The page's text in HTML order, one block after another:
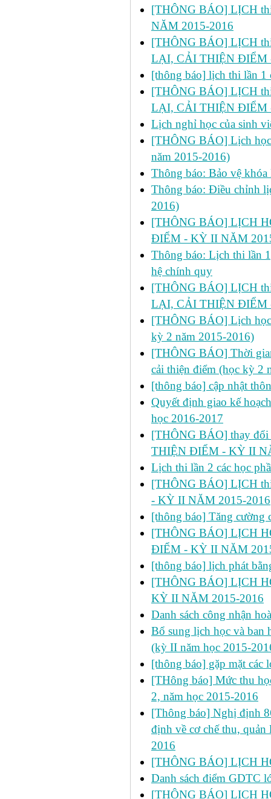
[THÔNG BÁO] LỊCH
NĂM 2015-2016
[THÔNG BÁO] LỊCH
LẠI, CẢI THIỆN ĐIỂM
[thông báo] lịch thi lần 1
[THÔNG BÁO] LỊCH thi
LẠI, CẢI THIỆN ĐIỂM
Lịch nghỉ học của sinh
[THÔNG BÁO] Lịch
năm 2015-2016)
Thông báo: Bảo vệ
Thông báo: Điều chỉnh
2016)
[THÔNG BÁO] LỊCH
ĐIỂM - KỲ II NĂM
Thông báo: Lịch thi lần
hệ chính quy
[THÔNG BÁO] LỊCH thi
LẠI, CẢI THIỆN ĐIỂM
[THÔNG BÁO] Lịch
kỳ 2 năm 2015-2016)
[THÔNG BÁO] Thời
cải thiện điểm (học kỳ 2
[thông báo] cập nhật
Quyết định giao kế
học 2016-2017
[THÔNG BÁO] thay
THIỆN ĐIỂM - KỲ II
Lịch thi lần 2 các học
[THÔNG BÁO] LỊCH
- KỲ II NĂM 2015-2016
[thông báo] Tăng cường
[THÔNG BÁO] LỊCH
ĐIỂM - KỲ II NĂM
[thông báo] lịch phát
[THÔNG BÁO] LỊCH
KỲ II NĂM 2015-2016
Danh sách công nhận
Bổ sung lịch học và ban
(kỳ II năm học 2015-
[thông báo] gặp mặt các
[THông báo] Mức thu
2, năm học 2015-2016
[Thông báo] Nghị định
định về cơ chế thu,
2016
[THÔNG BÁO] LỊCH
Danh sách điểm GDTC
[THÔNG BÁO] LỊCH